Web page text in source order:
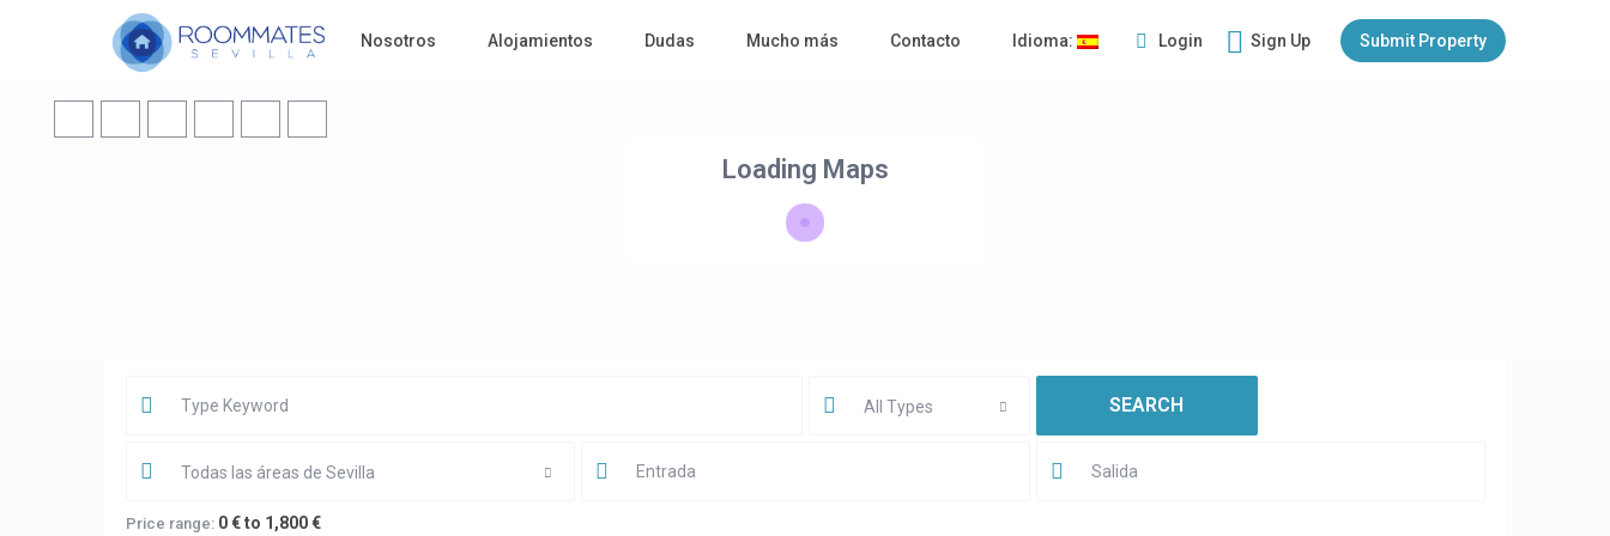
Login Sign Up Submit Property
Nosotros Alojamientos Dudas Mucho más Contacto Idioma:
Loading Maps
All Types
Todas las áreas de Sevilla
Price range: 0 € to 1,800 €